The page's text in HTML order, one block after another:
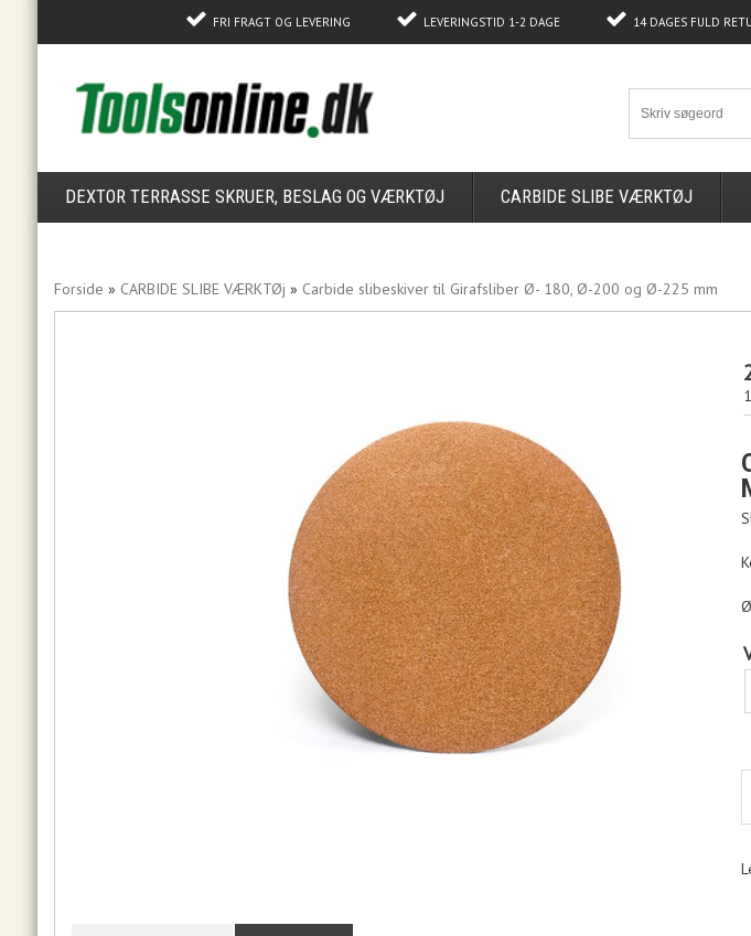
FRI FRAGT OG LEVERING LEVERINGSTID 1-2 DAGE 14 DAGES FULD
DEXTOR TERRASSE SKRUER, BESLAG OG VÆRKTØJ CARBIDE SLIBE VÆRKTØJ
Forside » CARBIDE SLIBE VÆRKTØj » Carbide slibeskiver til Girafsliber Ø- 180, Ø-200 og Ø-225 mm